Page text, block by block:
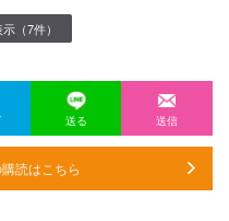
（7件）
送る 送信
読はこちら